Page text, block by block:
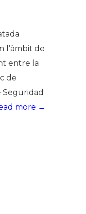
l’àmbit de
entre la
de
Seguridad
more →